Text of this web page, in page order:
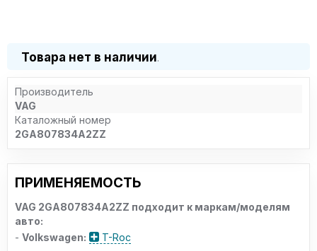
Товара нет в наличии.
Производитель
VAG
Каталожный номер
2GA807834A2ZZ
ПРИМЕНЯЕМОСТЬ
VAG 2GA807834A2ZZ подходит к маркам/моделям
авто:
- Volkswagen:
T-Roc